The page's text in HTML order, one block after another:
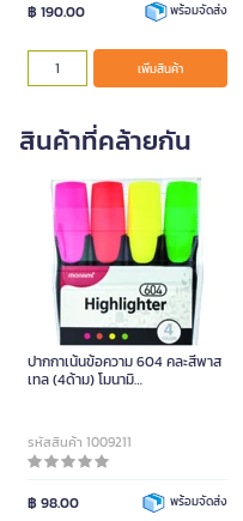
฿ 190.00 พร้อมจัดส่ง
เพิ่มสินค้า
สินค้าที่คล้ายกัน
ปากกาเน้นข้อความ 604 คละสีพาส
เทล (4ด้าม) โมนามิ
รหัสสินค้า 1009211
฿ 98.00 พร้อมจัดส่ง